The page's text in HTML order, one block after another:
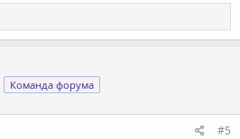
Команда форума
#5